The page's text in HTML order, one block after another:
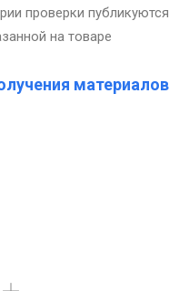
проверки публикуются
на товаре
материалов